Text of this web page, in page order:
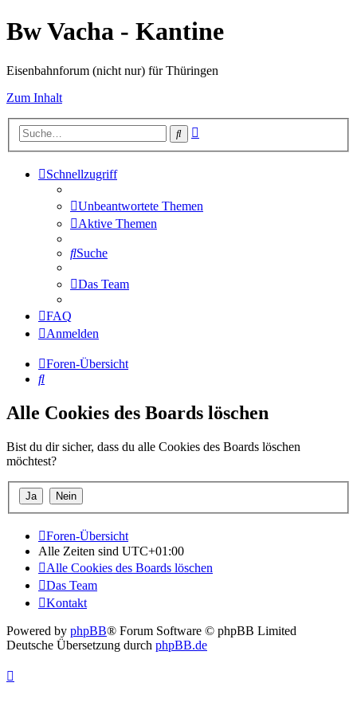
Bw Vacha - Kantine
Eisenbahnforum (nicht nur) für Thüringen
Zum Inhalt
Suche
Schnellzugriff
Unbeantwortete Themen
Aktive Themen
Suche
Das Team
FAQ
Anmelden
Foren-Übersicht
Suche
Alle Cookies des Boards löschen
Bist du dir sicher, dass du alle Cookies des Boards löschen
möchtest?
Foren-Übersicht
Alle Zeiten sind UTC+01:00
Alle Cookies des Boards löschen
Das Team
Kontakt
Powered by phpBB® Forum Software © phpBB Limited
Deutsche Übersetzung durch phpBB.de